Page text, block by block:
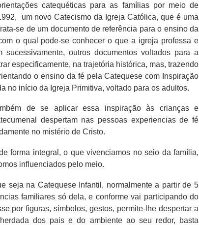
catequéticas para as famílias por meio de
um novo Catecismo da Igreja Católica, que é uma
se de um documento de referência para o ensino da
o qual pode-se conhecer o que a igreja professa e
outros documentos voltados para a
especificamente, na trajetória histórica, mas, trazendo
o ensino da fé pela Catequese com Inspiração
no início da Igreja Primitiva, voltado para os adultos.
de se aplicar essa inspiração às crianças e
despertam nas pessoas experiencias de fé
no mistério de Cristo.
forma integral, o que vivenciamos no seio da família,
influenciados pelo meio.
seja na Catequese Infantil, normalmente a partir de 5
familiares só dela, e conforme vai participando do
por figuras, símbolos, gestos, permite-lhe despertar a
dos pais e do ambiente ao seu redor, basta